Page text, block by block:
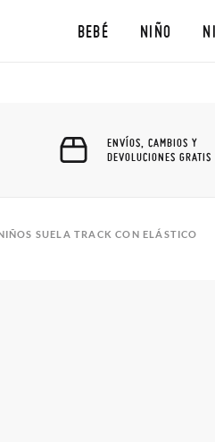
BEBÉ NIÑO
ENVÍOS, CAMBIOS Y
DEVOLUCIONES GRATIS
SUELA TRACK CON ELÁSTICO